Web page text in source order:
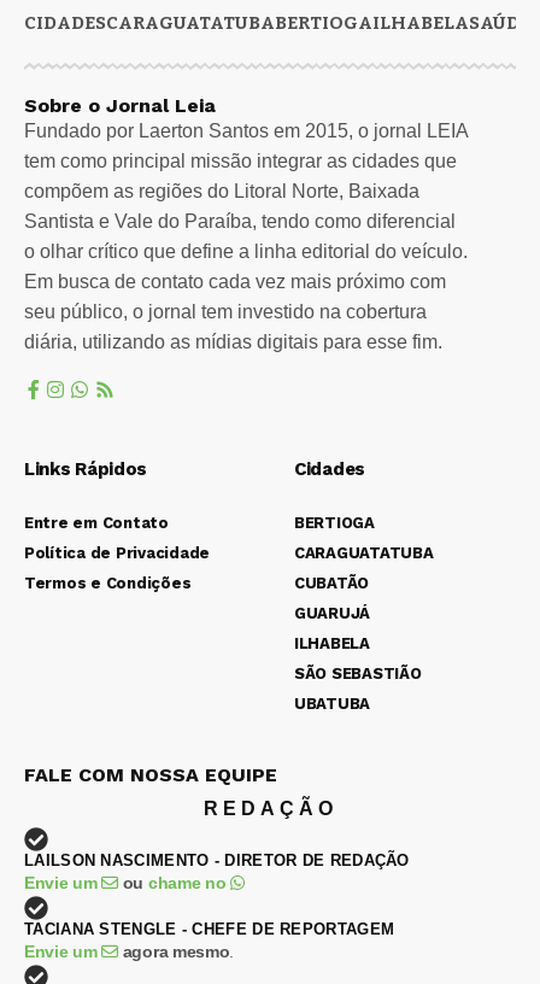
CIDADESCARAGUATATUBABERTIOGAILHABELASAÚDE
Sobre o Jornal Leia
Fundado por Laerton Santos em 2015, o jornal LEIA
tem como principal missão integrar as cidades que
compõem as regiões do Litoral Norte, Baixada
Santista e Vale do Paraíba, tendo como diferencial
o olhar crítico que define a linha editorial do veículo.
Em busca de contato cada vez mais próximo com
seu público, o jornal tem investido na cobertura
diária, utilizando as mídias digitais para esse fim.
Links Rápidos
Entre em Contato
Política de Privacidade
Termos e Condições
Cidades
BERTIOGA
CARAGUATATUBA
CUBATÃO
GUARUJÁ
ILHABELA
SÃO SEBASTIÃO
UBATUBA
FALE COM NOSSA EQUIPE
REDAÇÃO
LAILSON NASCIMENTO - DIRETOR DE REDAÇÃO
Envie um ou chame no
TACIANA STENGLE - CHEFE DE REPORTAGEM
Envie um agora mesmo.